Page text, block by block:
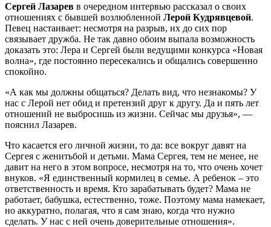
Сергей Лазарев в очередном интервью рассказал о своих
отношениях с бывшей возлюбленной Лерой Кудрявцевой.
Певец настаивает: несмотря на разрыв, их до сих пор
связывает дружба. Не так давно обоим выпала возможность
доказать это: Лера и Сергей были ведущими конкурса «Новая
волна», где постоянно пересекались и общались совершенно
спокойно.
«А как мы должны общаться? Делать вид, что незнакомы? У
нас с Лерой нет обид и претензий друг к другу. Да и пять лет
отношений не выбросишь из жизни. Сейчас мы друзья», —
пояснил Лазарев.
Что касается его личной жизни, то да: все вокруг давят на
Сергея с женитьбой и детьми. Мама Сергея, тем не менее, не
давит на него в этом вопросе, несмотря на то, что очень хочет
внуков. «Я единственный кормилец в семье. А ребенок – это
ответственность и время. Кто зарабатывать будет? Мама не
работает, бабушка, естественно, тоже. Поэтому мама намекает,
но аккуратно, полагая, что я сам знаю, когда что нужно
сделать. У нас с ней очень доверительные отношения».